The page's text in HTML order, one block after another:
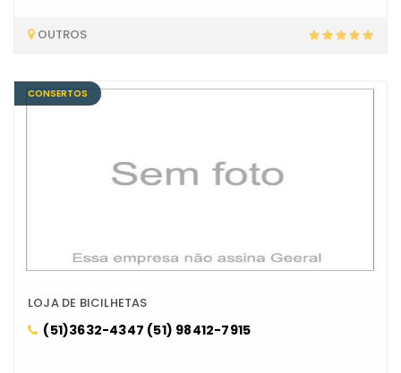
OUTROS
CONSERTOS
LOJA DE BICILHETAS
(51)3632-4347 (51) 98412-7915